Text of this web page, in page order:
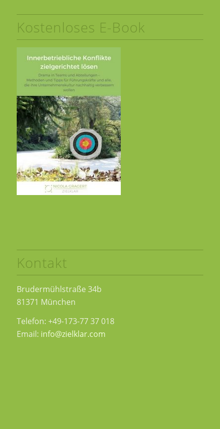
Kostenloses E-Book
Kontakt
Brudermühlstraße 34b
81371 München
Telefon: +49-173-77 37 018
Email: info@zielklar.com